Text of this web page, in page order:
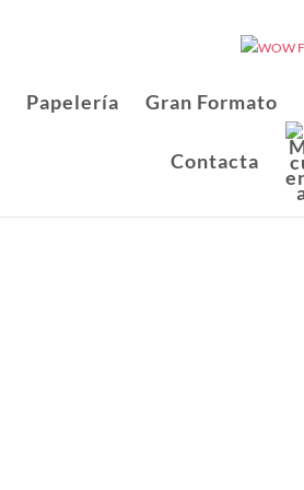
Papelería Gran Formato
Contacta